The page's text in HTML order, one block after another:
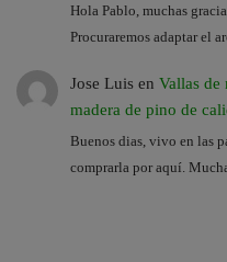
Hola Pablo, muchas
Procuraremos adaptar el
Jose Luis en Vallas de
madera de pino de
Buenos dias, vivo en las
comprarla por aquí.